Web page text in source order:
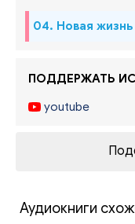
04. Новая жизнь
ПОДДЕРЖАТЬ
youtube
Аудиокниги